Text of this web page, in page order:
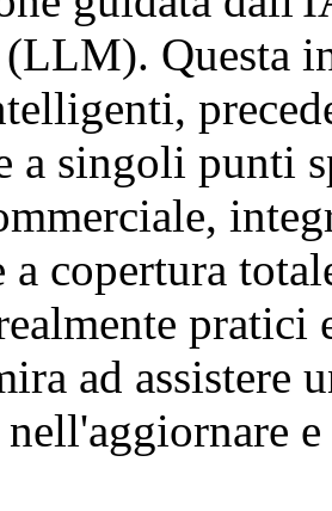
Questa
a singoli punti
a copertura
pratici
ad assistere